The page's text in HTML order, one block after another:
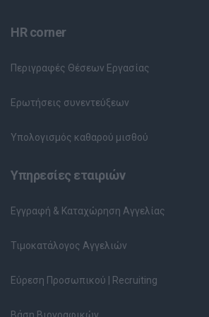
HR corner
Περιγραφές Θέσεων Εργασίας
Ερωτήσεις συνεντεύξεων
Υπολογισμός καθαρού μισθού
Υπηρεσίες εταιριών
Εγγραφή & Καταχώρηση Αγγελίας
Τιμοκατάλογος Αγγελιών
Εύρεση Προσωπικού | Recruiting
Βάση Βιογραφικών